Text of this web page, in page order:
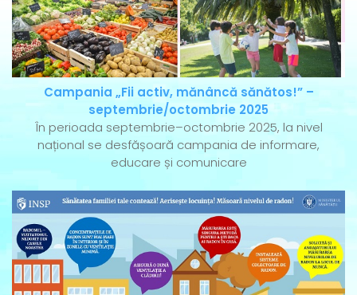
Campania „Fii activ, mănâncă sănătos!” –
septembrie/octombrie 2025
În perioada septembrie–octombrie 2025, la nivel
național se desfășoară campania de informare,
educare și comunicare